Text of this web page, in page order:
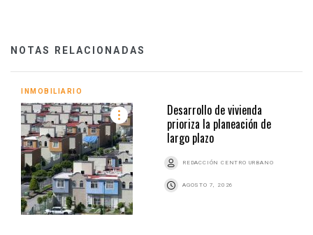
NOTAS RELACIONADAS
INMOBILIARIO
Desarrollo de vivienda
prioriza la planeación de
largo plazo
REDACCIÓN CENTRO URBANO
AGOSTO 7, 2026